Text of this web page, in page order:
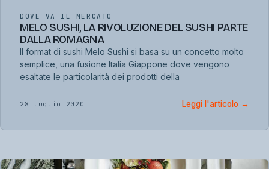
DOVE VA IL MERCATO
MELO SUSHI, LA RIVOLUZIONE DEL SUSHI PARTE
DALLA ROMAGNA
Il format di sushi Melo Sushi si basa su un concetto molto
semplice, una fusione Italia Giappone dove vengono
esaltate le particolarità dei prodotti della
28 luglio 2020 Leggi l'articolo →